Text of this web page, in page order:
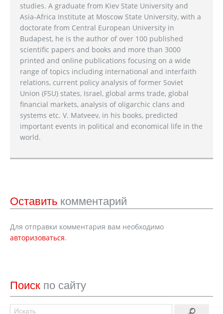
studies. A graduate from Kiev State University and
Asia-Africa Institute at Moscow State University, with a
doctorate from Central European University in
Budapest, he is the author of over 100 published
scientific papers and books and more than 3000
printed and online publications focusing on a wide
range of topics including international and interfaith
relations, current policy analysis of former Soviet
Union (FSU) states, Israel, global arms trade, global
financial markets, analysis of oligarchic clans and
systems etc. V. Matveev, in his books, predicted
important events in political and economical life in the
world.
Оставить комментарий
Для отправки комментария вам необходимо
авторизоваться.
Поиск по сайту